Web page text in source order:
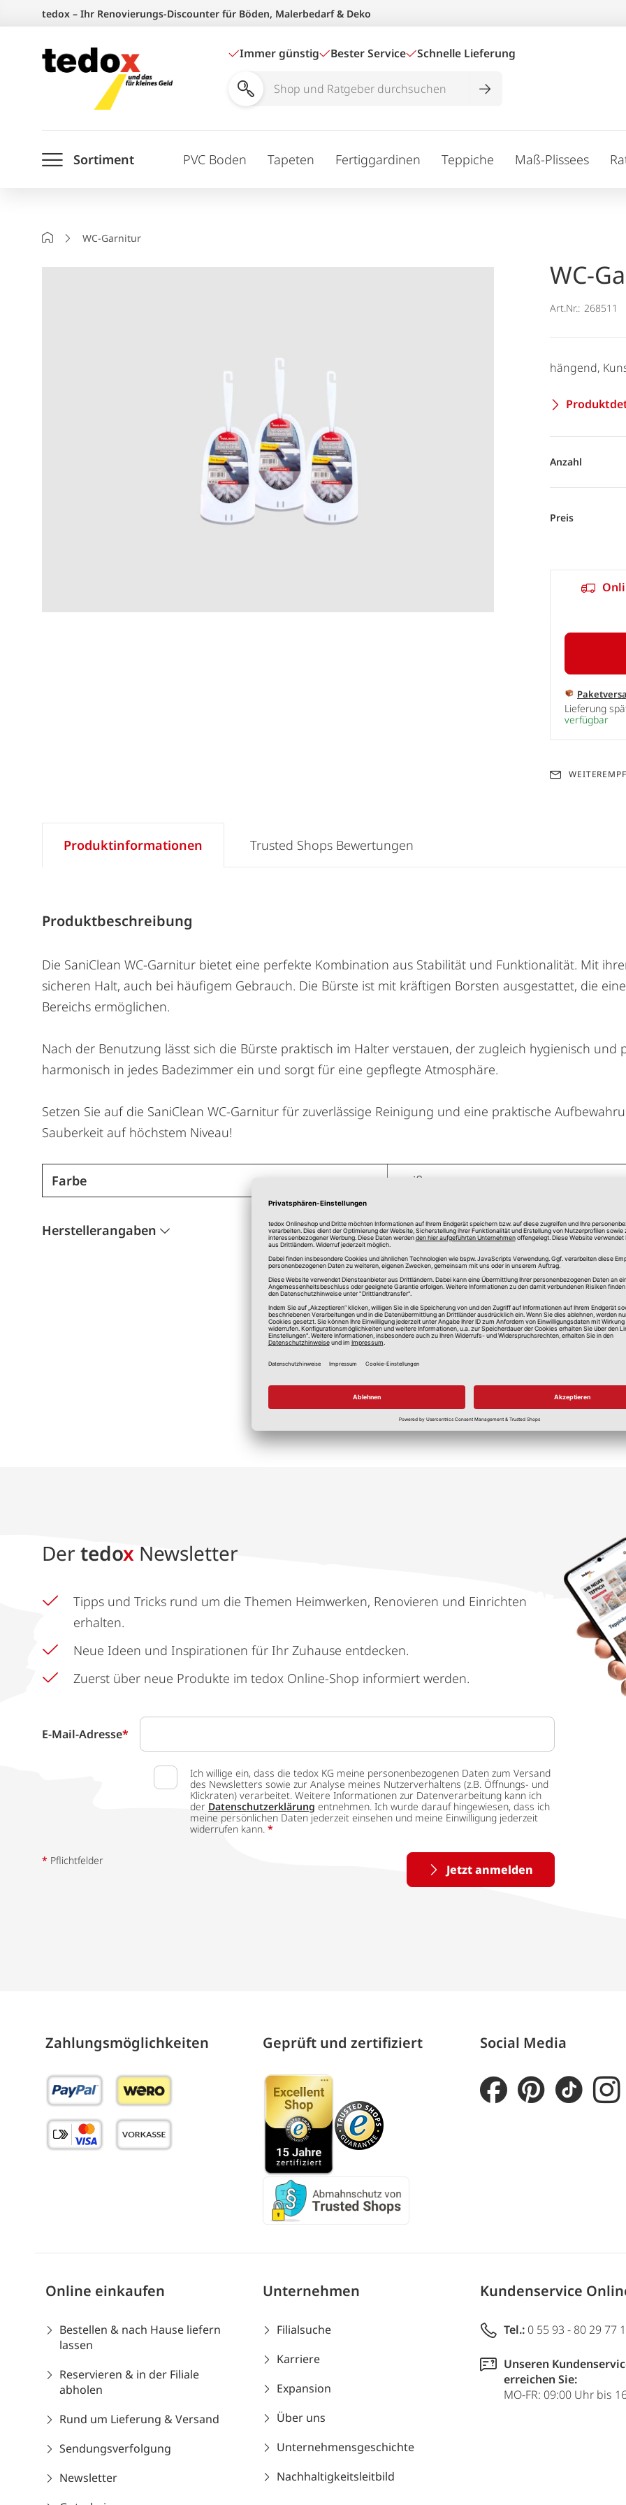
springen
tedox – Ihr Renovierungs-Discounter für Böden, Malerbedarf & Deko
Immer günstig Bester Service Schnelle Lieferung
Shop
durchsuchen
Sortiment PVC Boden Tapeten Fertiggardinen Teppiche Maß-Plissees
StartseiteWC-Garnitur
WC-
Art.Nr.: 268511
hängend,
Anzahl
Preis
Lieferung
verfügbar
Produktinformationen
Produktbeschreibung
Die SaniClean WC-Garnitur bietet eine perfekte Kombination aus Stabilität und Funktionalität. Mit
sicheren Halt, auch bei häufigem Gebrauch. Die Bürste ist mit kräftigen Borsten ausgestattet, die
Bereichs ermöglichen.
Nach der Benutzung lässt sich die Bürste praktisch im Halter verstauen, der zugleich hygienisch und
harmonisch in jedes Badezimmer ein und sorgt für eine gepflegte Atmosphäre.
Setzen Sie auf die SaniClean WC-Garnitur für zuverlässige Reinigung und eine praktische
Sauberkeit auf höchstem Niveau!
Farbe weiß, grau
Herstellerangaben
Trusted Shops Bewertungen
*Alle Preise in Euro, inkl. gesetzlicher Mehrwertsteuer, zzgl.
Der tedox Newsletter
Tipps und Tricks rund um die Themen Heimwerken, Renovieren und Einrichten
erhalten.
Neue Ideen und Inspirationen für Ihr Zuhause entdecken.
Zuerst über neue Produkte im tedox Online-Shop informiert werden.
E-Mail-Adresse*
Ich willige ein, dass die tedox KG meine personenbezogenen Daten zum Versand
des Newsletters sowie zur Analyse meines Nutzerverhaltens (z.B. Öffnungs- und
Klickraten) verarbeitet. Weitere Informationen zur Datenverarbeitung kann ich
der Datenschutzerklärung entnehmen. Ich wurde darauf hingewiesen, dass ich
meine persönlichen Daten jederzeit einsehen und meine Einwilligung jederzeit
widerrufen kann. *
Jetzt anmelden
* Pflichtfelder
Zahlungs­möglich­keiten Geprüft und zertifiziert Social Media
Online einkaufen
Bestellen & nach Hause liefern
lassen
Reservieren & in der Filiale
abholen
Rund um Lieferung & Versand
Sendungsverfolgung
Newsletter
Unternehmen
Filialsuche
Karriere
Expansion
Über uns
Unternehmensgeschichte
Nachhaltigkeitsleitbild
Kundenservice
Tel.: 0 55 93 - 80 29 77
Unseren
erreichen Sie:
MO-FR: 09:00 Uhr bis